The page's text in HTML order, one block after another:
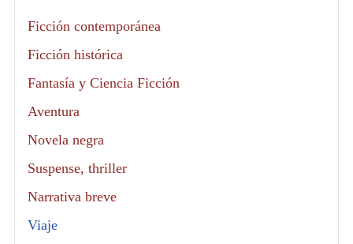
Ficción contemporánea
Ficción histórica
Fantasía y Ciencia Ficción
Aventura
Novela negra
Suspense, thriller
Narrativa breve
Viaje